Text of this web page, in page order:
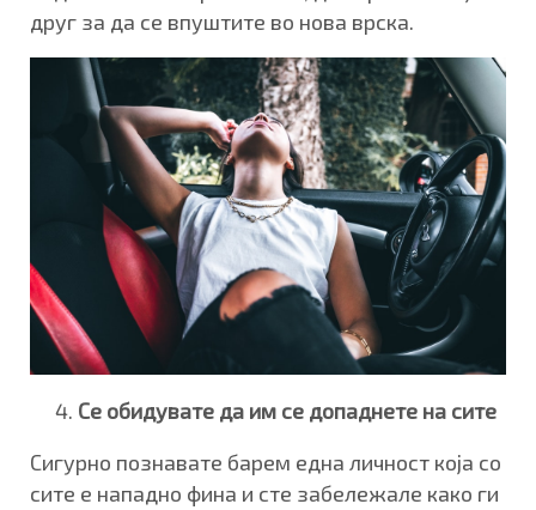
друг за да се впуштите во нова врска.
Се обидувате да им се допаднете на сите
Сигурно познавате барем една личност која со
сите е нападно фина и сте забележале како ги